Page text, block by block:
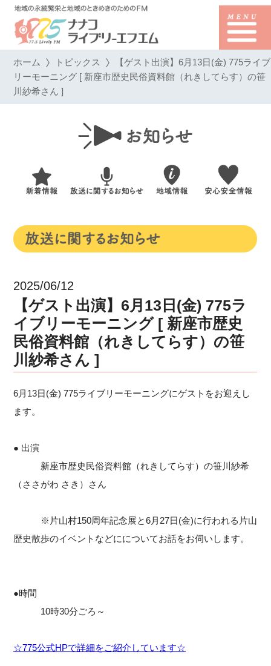
ホーム トピックス 【ゲスト出演】6月13日(金) 775ライブ
リーモーニング [ 新座市歴史民俗資料館（れきしてらす）の笹
川紗希さん ]
2025/06/12
【ゲスト出演】6月13日(金) 775ラ
イブリーモーニング [ 新座市歴史
民俗資料館（れきしてらす）の笹
川紗希さん ]
6月13日(金) 775ライブリーモーニングにゲストをお迎えし
ます。
● 出演
新座市歴史民俗資料館（れきしてらす）の笹川紗希
（ささがわ さき）さん
※片山村150周年記念展と6月27日(金)に行われる片山
歴史散歩のイベントなどにについてお話をお伺いします。
●時間
10時30分ごろ～
☆775公式HPで詳細をご紹介しています☆